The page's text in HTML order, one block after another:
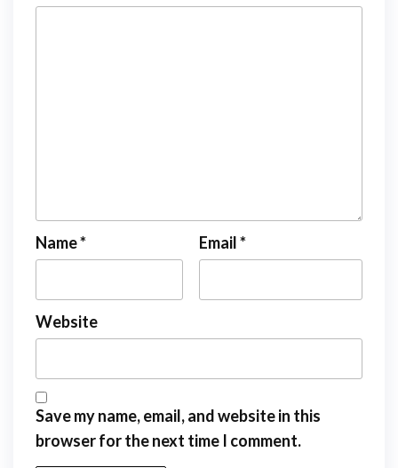
Name* Email*
Website
Save my name, email, and website in this
browser for the next time I comment.